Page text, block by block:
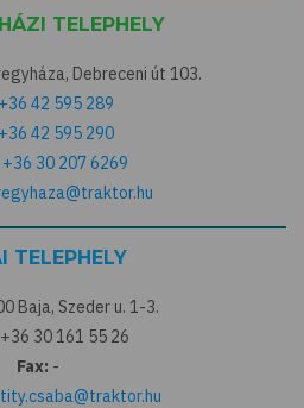
TELEPHELY
Debreceni út 103.
+36 42 595 289
+36 42 595 290
+36 30 207 6269
TELEPHELY
Baja, Szeder u. 1-3.
+36 30 161 55 26
Fax: -